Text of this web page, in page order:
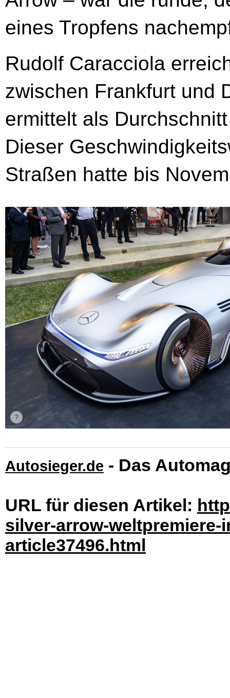
eines Tropfens
Rudolf Caracciola
zwischen Frankfurt und
ermittelt als
Dieser
Straßen hatte bis
Autosieger.de - Das
URL für diesen Artikel:
silver-arrow-weltpremiere-
article37496.html